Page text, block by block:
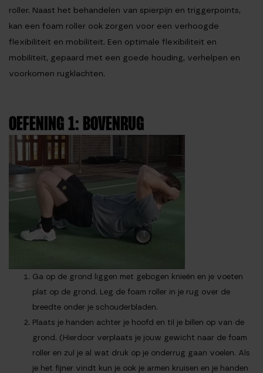
roller. Naast het behandelen van spierpijn en triggerpoints,
kan een foam roller ook zorgen voor een verhoogde
flexibiliteit en mobiliteit. Een optimale flexibiliteit en
mobiliteit, gepaard met een goede houding, verhelpen en
voorkomen rugklachten.
OEFENING 1: BOVENRUG
Ga op de grond liggen met gebogen knieën en je voeten
plat op de grond. Leg de foam roller in je rug over de
breedte onder je schouderbladen.
Plaats je handen achter je hoofd en til je billen op van de
grond. (Hierdoor verplaats je jouw gewicht naar de foam
roller en zul je al wat druk op je onderrug gaan voelen. Als
je het fijner vindt kun je ook je armen kruisen en je handen